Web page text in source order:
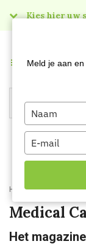
Kies hier uw
Menu
Home
Medical
Het
Meld je aan
Type
your
name
Type
your
email